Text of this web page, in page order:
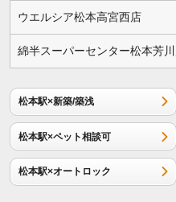
ウエルシア松本高宮西店
綿半スーパーセンター松本芳
松本駅×新築/築浅
松本駅×ペット相談可
松本駅×オートロック